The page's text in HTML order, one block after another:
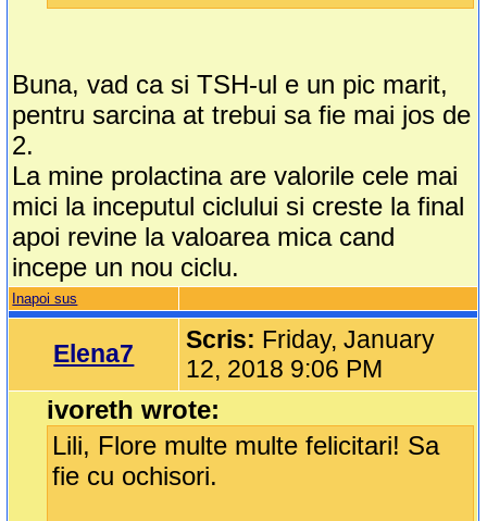
Buna, vad ca si TSH-ul e un pic marit,
pentru sarcina at trebui sa fie mai jos de
2.
La mine prolactina are valorile cele mai
mici la inceputul ciclului si creste la final
apoi revine la valoarea mica cand
incepe un nou ciclu.
Inapoi sus
Elena7 Scris: Friday, January
12, 2018 9:06 PM
ivoreth wrote:
Lili, Flore multe multe felicitari! Sa
fie cu ochisori.